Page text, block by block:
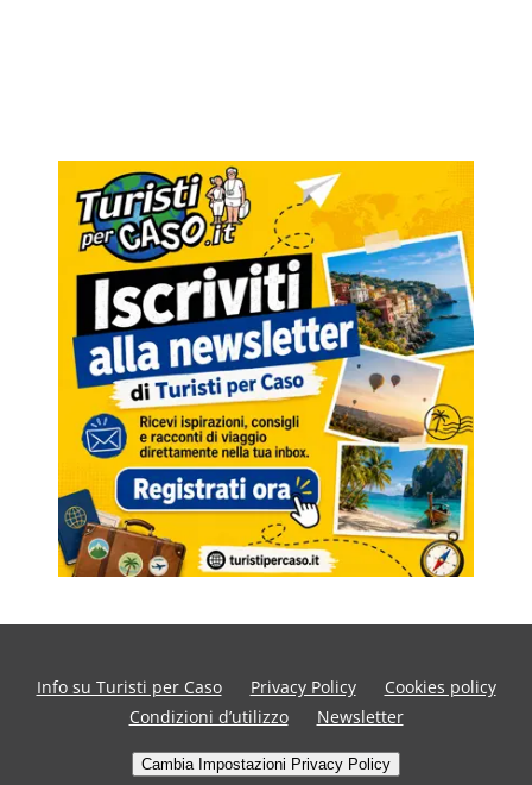
Info su Turisti per Caso Privacy Policy
Cookies policy
Condizioni d’utilizzo
Newsletter
Cambia Impostazioni Privacy Policy